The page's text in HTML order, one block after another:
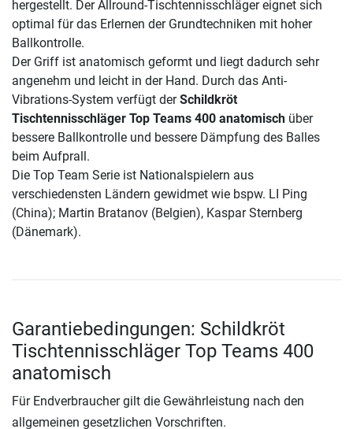
hergestellt. Der Allround-Tischtennisschläger eignet sich
optimal für das Erlernen der Grundtechniken mit hoher
Ballkontrolle.
Der Griff ist anatomisch geformt und liegt dadurch sehr
angenehm und leicht in der Hand. Durch das Anti-
Vibrations-System verfügt derSchildkröt
Tischtennisschläger Top Teams 400 anatomisch über
bessere Ballkontrolle und bessere Dämpfung des Balles
beim Aufprall.
Die Top Team Serie ist Nationalspielern aus
verschiedensten Ländern gewidmet wie bspw. LI Ping
(China); Martin Bratanov (Belgien), Kaspar Sternberg
(Dänemark).
Garantiebedingungen: Schildkröt
Tischtennisschläger Top Teams 400
anatomisch
Für Endverbraucher gilt die Gewährleistung nach den
allgemeinen gesetzlichen Vorschriften.